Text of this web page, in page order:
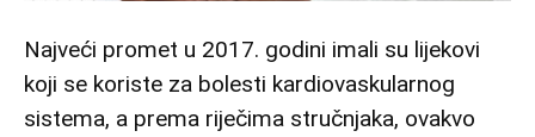
Najveći promet u 2017. godini imali su lijekovi
koji se koriste za bolesti kardiovaskularnog
sistema, a prema riječima stručnjaka, ovakvo